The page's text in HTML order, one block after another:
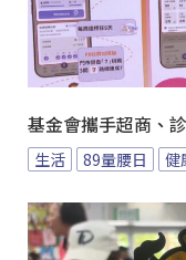
基金會攜手超商、
生活 89量腰日 健